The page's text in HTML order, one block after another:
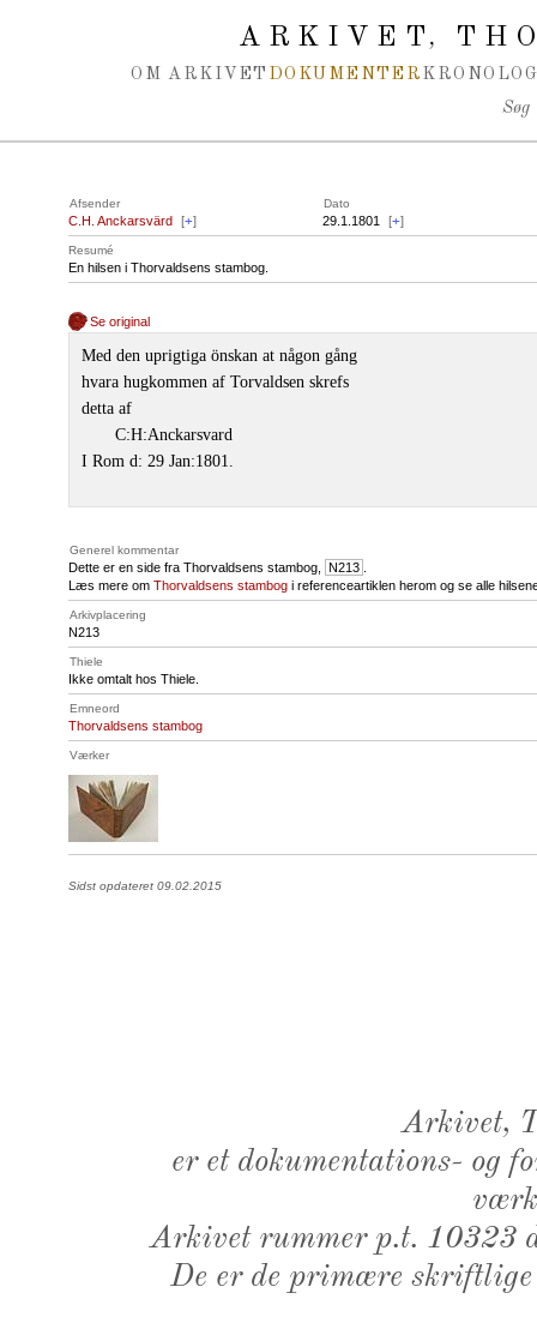
ARKIVET,
OM ARKIVET DOKUMENTER
Søg
Afsender Dato
C.H. Anckarsvärd [+] 29.1.1801 [+]
Resumé
En hilsen i Thorvaldsens stambog.
Se original
Med den uprigtiga önskan at någon gång
hvara hugkommen af Torvaldsen skrefs
detta af
C:H:Anckarsvard
I Rom d: 29 Jan:1801.
Generel kommentar
Dette er en side fra Thorvaldsens stambog, N213
Læs mere om Thorvaldsens stambog i referenceartiklen herom og se alle
Arkivplacering
N213
Thiele
Ikke omtalt hos Thiele.
Emneord
Thorvaldsens stambog
Værker
Sidst opdateret 09.02.2015
Arkivet,
er et dokumentations- og
Arkivet rummer p.t. 10323
De er de primære